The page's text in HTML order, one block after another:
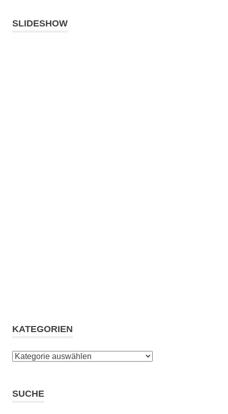
SLIDESHOW
KATEGORIEN
Kategorien
SUCHE